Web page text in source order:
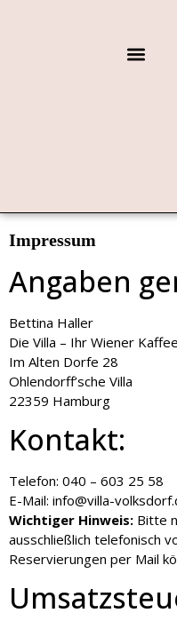
Impressum
Angaben
Bettina Haller
Die Villa – Ihr Wiener
Im Alten Dorfe 28
Ohlendorff’sche Villa
22359 Hamburg
Kontakt:
Telefon: 040 – 603 25 58
E-Mail: info@villa-
Wichtiger Hinweis: Bitte
ausschließlich telefonisch
Reservierungen per Mail